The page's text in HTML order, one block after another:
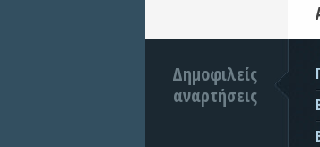
Δημοφιλείς
αναρτήσεις